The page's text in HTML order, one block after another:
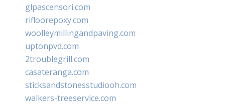
glpascensori.com
rifloorepoxy.com
woolleymillingandpaving.com
uptonpvd.com
2troublegrill.com
casateranga.com
sticksandstonesstudiooh.com
walkers-treeservice.com